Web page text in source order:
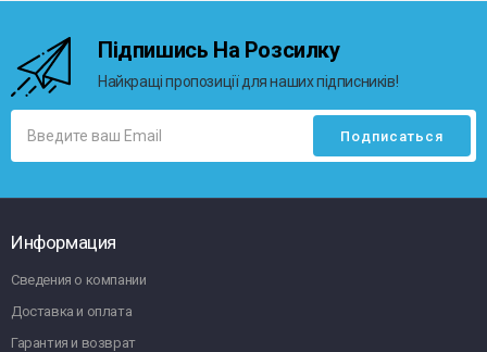
Підпишись На Розсилку
Найкращі пропозиції для наших підписників!
Информация
Сведения о компании
Доставка и оплата
Гарантия и возврат